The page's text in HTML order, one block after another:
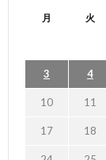
月 火
3 4
10 11
17 18